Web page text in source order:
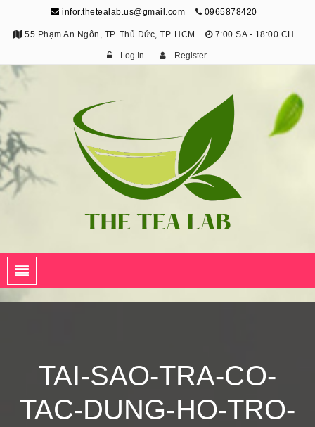
infor.thetealab.us@gmail.com 0965878420
55 Phạm An Ngôn, TP. Thủ Đức, TP. HCM 7:00 SA - 18:00 CH
Log In Register
TAI-SAO-TRA-CO-
TAC-DUNG-HO-TRO-